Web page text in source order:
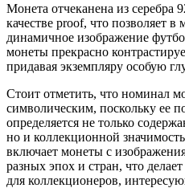
Монета отчеканена из серебра
качестве proof, что позволяет в
динамичное изображение
монеты прекрасно
придавая экземпляру особую
Стоит отметить, что номинал
символическим, поскольку ее
определяется не только
но и коллекционной
включает монеты с
разных эпох и стран, что
для коллекционеров,